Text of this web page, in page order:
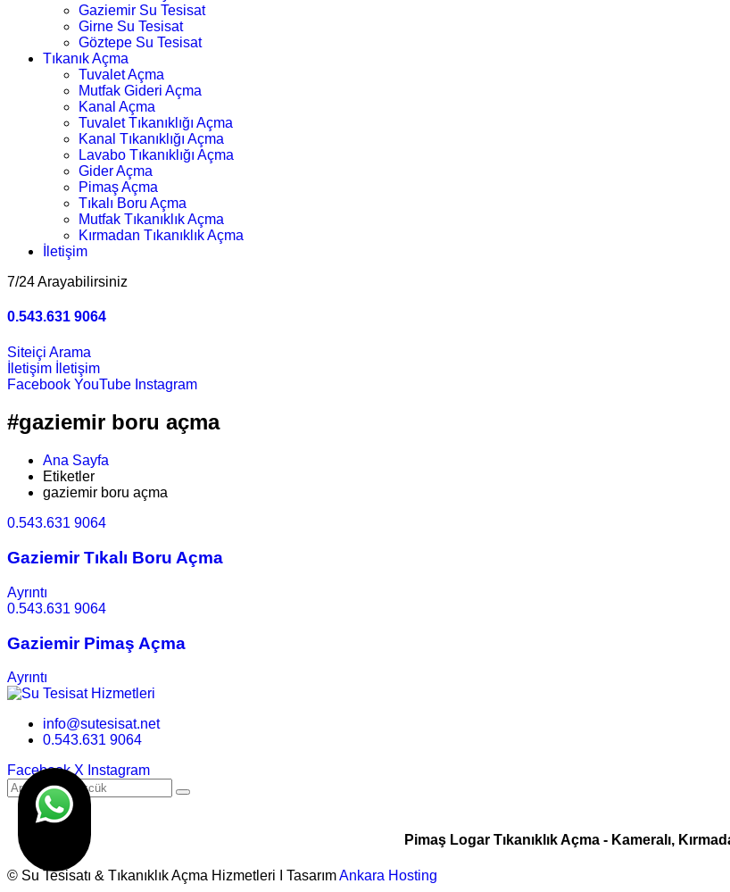
Gaziemir Su Tesisat
Girne Su Tesisat
Göztepe Su Tesisat
Tıkanık Açma
Tuvalet Açma
Mutfak Gideri Açma
Kanal Açma
Tuvalet Tıkanıklığı Açma
Kanal Tıkanıklığı Açma
Lavabo Tıkanıklığı Açma
Gider Açma
Pimaş Açma
Tıkalı Boru Açma
Mutfak Tıkanıklık Açma
Kırmadan Tıkanıklık Açma
İletişim
7/24 Arayabilirsiniz
0.543.631 9064
Siteiçi Arama
İletişim
İletişim
Facebook YouTube Instagram
#gaziemir boru açma
Ana Sayfa
Etiketler
gaziemir boru açma
0.543.631 9064
Gaziemir Tıkalı Boru Açma
Ayrıntı
0.543.631 9064
Gaziemir Pimaş Açma
Ayrıntı
info@sutesisat.net
0.543.631 9064
Facebook X Instagram
Pimaş Logar Tıkanıklık Açma - Kameralı,
© Su Tesisatı & Tıkanıklık Açma Hizmetleri I TasarımAnkara Hosting